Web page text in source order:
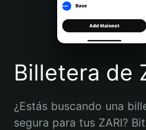
Português (Brasil)
Español (Argentina)
Billetera de
¿Estás buscando una
segura para tus ZARI?